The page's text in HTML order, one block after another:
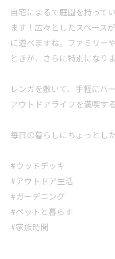
自宅にまるで庭園を持って
ます！広々としたスペース
に遊べますね。ファミリー
ときが、さらに特別になり
レンガを敷いて、手軽にバ
アウトドアライフを満喫す
毎日の暮らしにちょっとし
#ウッドデッキ
#アウトドア生活
#ガーデニング
#ペットと暮らす
#家族時間